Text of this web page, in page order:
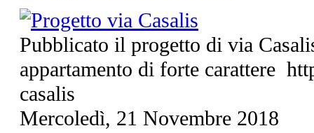
Pubblicato il progetto di via
appartamento di forte carattere
casalis
Mercoledì, 21 Novembre 2018